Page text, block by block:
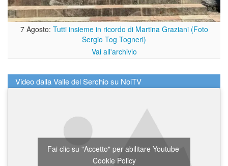
7 Agosto: Tutti insieme in ricordo di Martina Graziani (Foto
Sergio Tog Togneri)
Vai all'archivio
Video dalla Valle del Serchio su NoiTV
Fai clic su "Accetto" per abilitare Youtube
Cookie Policy